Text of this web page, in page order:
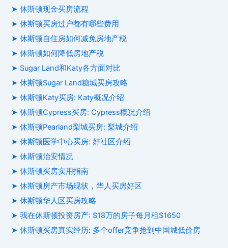
➤ 休斯顿现金买房流程
➤ 休斯顿买房过户都有哪些费用
➤ 休斯顿自住房如何减免房地产税
➤ 休斯顿如何降低房地产税
➤ Sugar Land和Katy各方面对比
➤ 休斯顿Sugar Land糖城买房攻略
➤ 休斯顿Katy买房: Katy概况介绍
➤ 休斯顿Cypress买房: Cypress概况介绍
➤ 休斯顿Pearland梨城买房: 梨城介绍
➤ 休斯顿医学中心买房: 好社区介绍
➤ 休斯顿治安情况
➤ 休斯顿买房实用指南
➤ 休斯顿房产市场现状，华人买房好区
➤ 休斯顿华人区买房攻略
➤ 我在休斯顿投资房产: $18万的房子每月租$1650
➤ 休斯顿买房真实经历: 多个offer竞争抢到中国城低价房